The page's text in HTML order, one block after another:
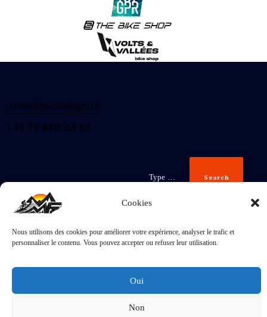
Cookies
Nous utilisons des cookies pour améliorer votre expérience, analyser le trafic et
personnaliser le contenu. Vous pouvez accepter ou refuser leur utilisation.
Oui
Non
contact@martinfanger.ch
+41 78 480 23 83
Search
Inscris-
toi
J'accepte laPolitique de confidentialité.